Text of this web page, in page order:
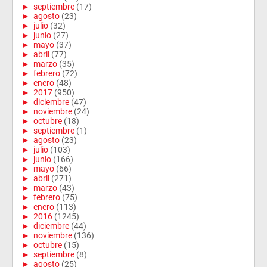
► septiembre (17)
► agosto (23)
► julio (32)
► junio (27)
► mayo (37)
► abril (77)
► marzo (35)
► febrero (72)
► enero (48)
► 2017 (950)
► diciembre (47)
► noviembre (24)
► octubre (18)
► septiembre (1)
► agosto (23)
► julio (103)
► junio (166)
► mayo (66)
► abril (271)
► marzo (43)
► febrero (75)
► enero (113)
► 2016 (1245)
► diciembre (44)
► noviembre (136)
► octubre (15)
► septiembre (8)
► agosto (25)